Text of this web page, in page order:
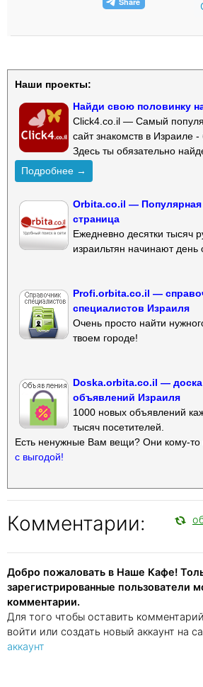
Наши проекты:
Найди свою половинку
Click4.co.il — Самый
сайт знакомств в Израиле
Здесь ты обязательно
Подробнее →
Orbita.co.il —
страница
Ежедневно десятки тысяч
израильтян начинают день
Profi.orbita.co.il —
специалистов Израиля
Очень просто найти
твоем городе!
Doska.orbita.co.il —
объявлений Израиля
1000 новых объявлений
тысяч посетителей.
Есть ненужные Вам вещи? Они кому-то
с выгодой!
Комментарии:
Добро пожаловать в Наше Кафе!
зарегистрированные пользователи
комментарии.
Для того чтобы оставить
войти или создать новый аккаунт на
аккаунт